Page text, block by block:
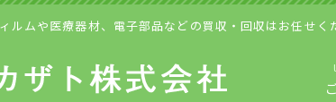
ルムや医療器材、電子部品などの買収・回収はお任せく